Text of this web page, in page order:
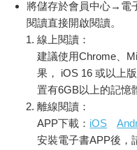
將儲存於會員中心→電
閱讀直接開啟閱讀。
線上閱讀：
建議使用Chrome、
果， iOS 16 或以上
置有6GB以上的記憶
離線閱讀：
APP下載： iOS
安裝電子書APP後